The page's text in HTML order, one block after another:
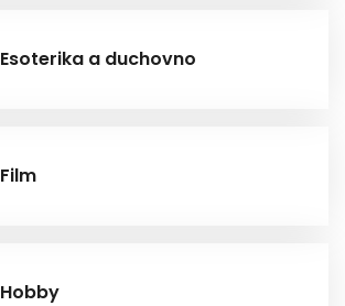
Esoterika a duchovno
Film
Hobby